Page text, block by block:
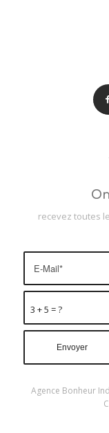
recevez toutes
3 + 5 = ?
Agence Bonheur